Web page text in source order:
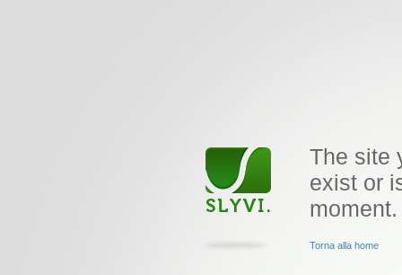
The site
exist or
moment.
Torna alla home